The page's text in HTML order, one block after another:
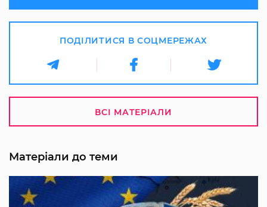
ПОДІЛИТИСЯ В СОЦМЕРЕЖАХ
ВСІ МАТЕРІАЛИ
Матеріали до теми